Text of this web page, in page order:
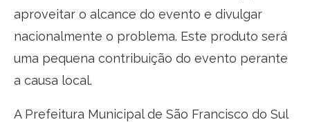
aproveitar o alcance do evento e divulgar
nacionalmente o problema. Este produto será
uma pequena contribuição do evento perante
a causa local.
A Prefeitura Municipal de São Francisco do Sul